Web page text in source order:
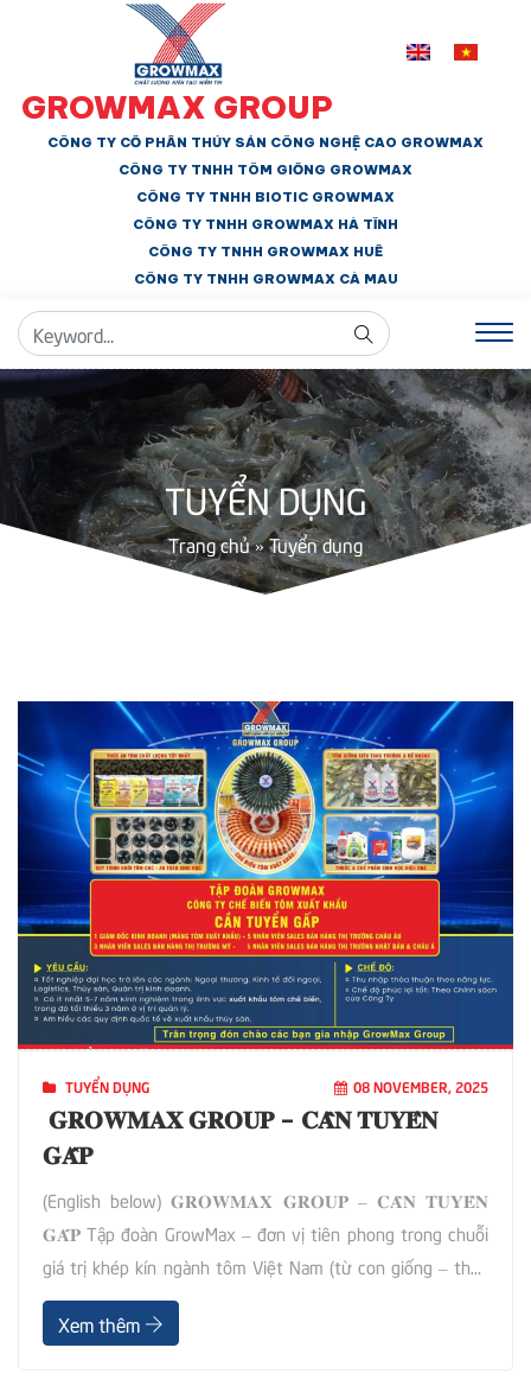
GROWMAX GROUP
CÔNG TY CỔ PHẦN THỦY SẢN CÔNG NGHỆ CAO GROWMAX
CÔNG TY TNHH TÔM GIỐNG GROWMAX
CÔNG TY TNHH BIOTIC GROWMAX
CÔNG TY TNHH GROWMAX HÀ TĨNH
CÔNG TY TNHH GROWMAX HUẾ
CÔNG TY TNHH GROWMAX CÀ MAU
TUYỂN DỤNG
Trang chủ»Tuyển dụng
TUYỂN DỤNG 08 NOVEMBER, 2025
𝐆𝐑𝐎𝐖𝐌𝐀𝐗 𝐆𝐑𝐎𝐔𝐏 – 𝐂𝐀̂̀𝐍 𝐓𝐔𝐘𝐄̂̉𝐍
𝐆𝐀̂́𝐏
(English below) 𝐆𝐑𝐎𝐖𝐌𝐀𝐗 𝐆𝐑𝐎𝐔𝐏 – 𝐂𝐀̂̀𝐍 𝐓𝐔𝐘𝐄̂̉𝐍
𝐆𝐀̂́𝐏 Tập đoàn GrowMax – đơn vị tiên phong trong chuỗi
giá trị khép kín ngành tôm Việt Nam (từ con giống – thức
ăn – chế phẩm sinh học – quy trình nuôi – đến chế biến
xuất khẩu) đang mở rộng thị trường xuất khẩu sang Mỹ,
Xem thêm